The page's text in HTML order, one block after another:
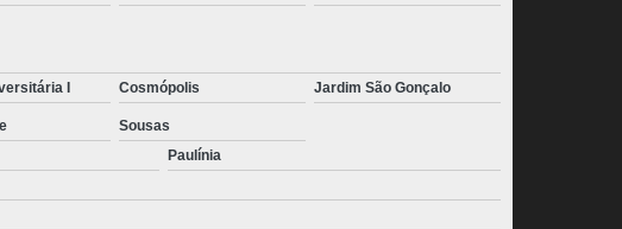
I Cosmópolis Jardim São Gonçalo
Sousas
Paulínia